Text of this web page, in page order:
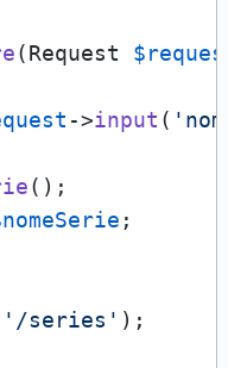
(Request
->input (
();
;
'/series' );